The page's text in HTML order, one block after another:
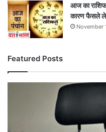
आज का
कारण फैसले
November
Featured Posts